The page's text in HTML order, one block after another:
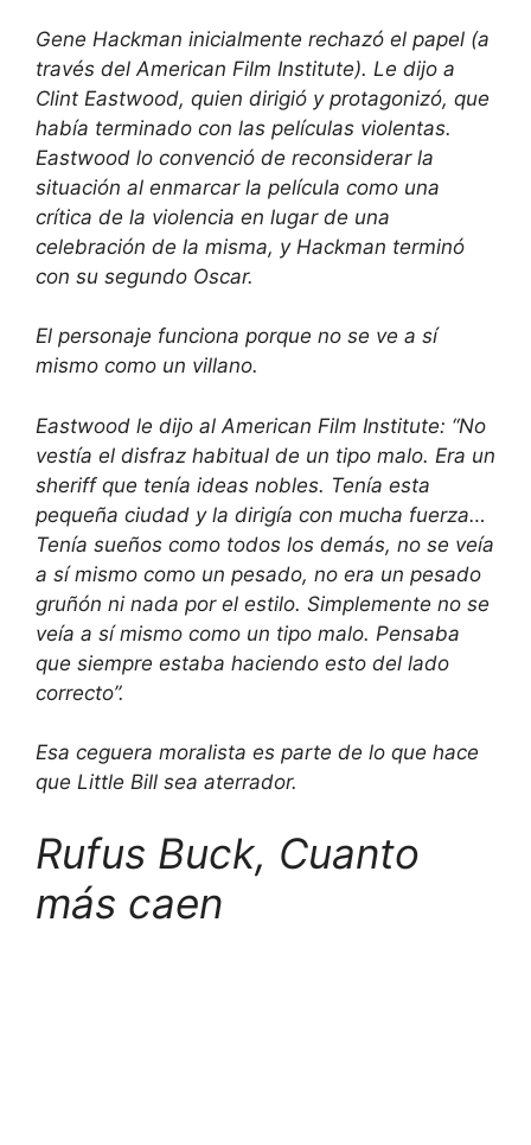
Gene Hackman inicialmente rechazó el papel (a
través del American Film Institute). Le dijo a
Clint Eastwood, quien dirigió y protagonizó, que
había terminado con las películas violentas.
Eastwood lo convenció de reconsiderar la
situación al enmarcar la película como una
crítica de la violencia en lugar de una
celebración de la misma, y ​​Hackman terminó
con su segundo Oscar.
El personaje funciona porque no se ve a sí
mismo como un villano.
Eastwood le dijo al American Film Institute: “No
vestía el disfraz habitual de un tipo malo. Era un
sheriff que tenía ideas nobles. Tenía esta
pequeña ciudad y la dirigía con mucha fuerza…
Tenía sueños como todos los demás, no se veía
a sí mismo como un pesado, no era un pesado
gruñón ni nada por el estilo. Simplemente no se
veía a sí mismo como un tipo malo. Pensaba
que siempre estaba haciendo esto del lado
correcto”.
Esa ceguera moralista es parte de lo que hace
que Little Bill sea aterrador.
Rufus Buck, Cuanto
más caen